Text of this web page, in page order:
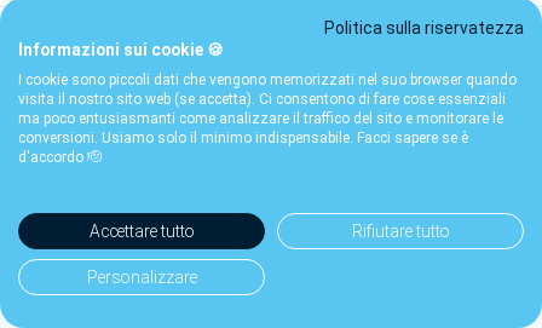
Per approfondire:
capire tutto
LPP svizzera (2° pilastro): simulatore 2026,
Politica sulla riservatezza
Informazioni sui cookie 🍪
I cookie sono piccoli dati che vengono memorizzati nel suo browser quando
visita il nostro sito web (se accetta). Ci consentono di fare cose essenziali
ma poco entusiasmanti come analizzare il traffico del sito e monitorare le
conversioni. Usiamo solo il minimo indispensabile. Facci sapere se è
d'accordo 🫡
Accettare tutto Rifiutare tutto
Personalizzare